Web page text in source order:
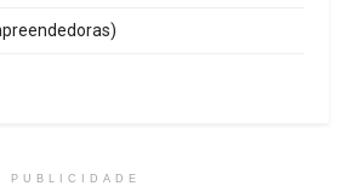
PUBLICIDADE